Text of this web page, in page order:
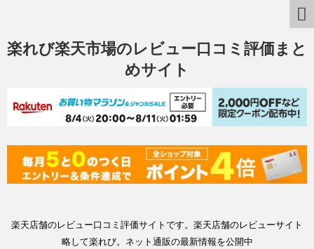
楽れび楽天市場のレビュー口コミ評価まと
めサイト
楽天店舗のレビュー口コミ評価サイトです。楽天店舗のレビューサイト
略して楽れび。ネット通販の最新情報を公開中